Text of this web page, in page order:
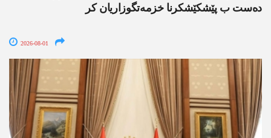
دەست ب پێشکێشکرنا خزمەتگوزاریان کر
2026-08-01